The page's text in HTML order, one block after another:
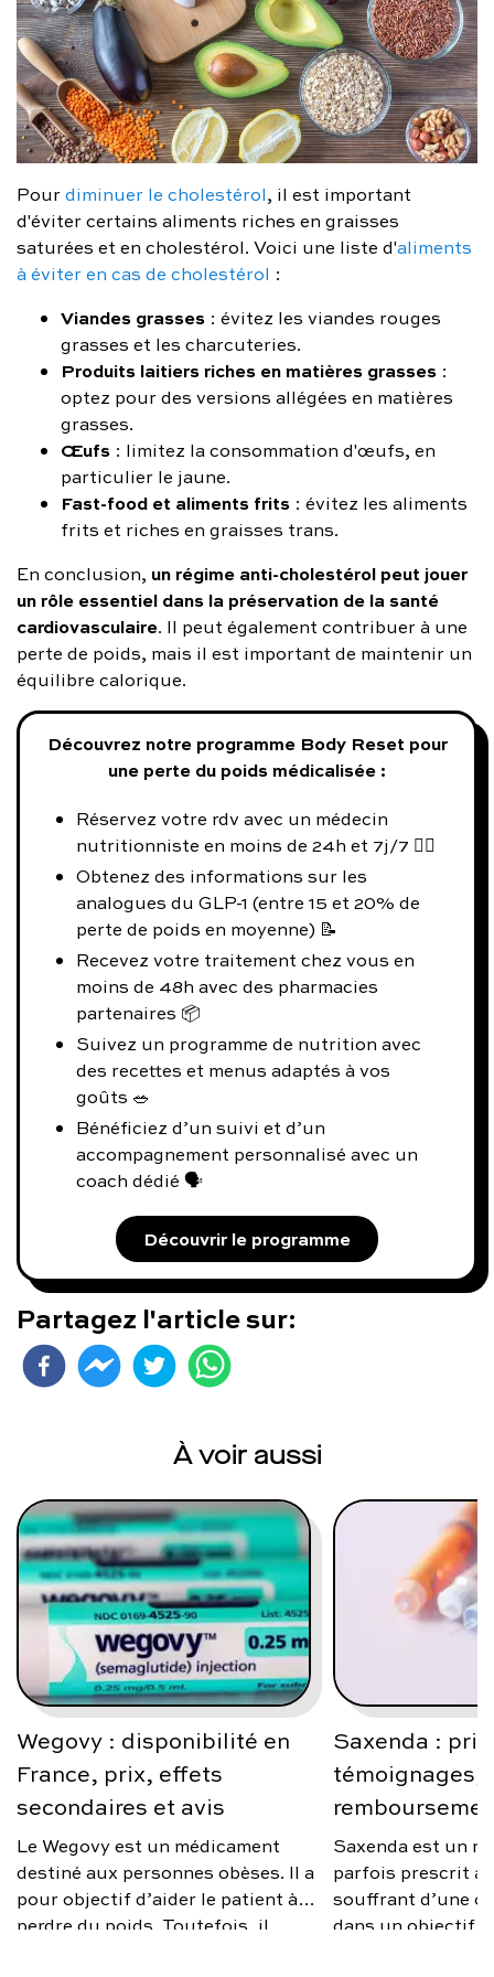
Pourdiminuer le cholestérol, il est important
d'éviter certains aliments riches en graisses
saturées et en cholestérol. Voici une liste d'aliments
à éviter en cas de cholestérol :
Viandes grasses : évitez les viandes rouges
grasses et les charcuteries.
Produits laitiers riches en matières grasses :
optez pour des versions allégées en matières
grasses.
Œufs : limitez la consommation d'œufs, en
particulier le jaune.
Fast-food et aliments frits : évitez les aliments
frits et riches en graisses trans.
En conclusion, un régime anti-cholestérol peut jouer
un rôle essentiel dans la préservation de la santé
cardiovasculaire. Il peut également contribuer à une
perte de poids, mais il est important de maintenir un
équilibre calorique.
Découvrez notre programme Body Reset pour
une perte du poids médicalisée :
Réservez votre rdv avec un médecin
nutritionniste en moins de 24h et 7j/7 👨‍⚕️
Obtenez des informations sur les
analogues du GLP-1 (entre 15 et 20% de
perte de poids en moyenne) 📝
Recevez votre traitement chez vous en
moins de 48h avec des pharmacies
partenaires 📦
Suivez un programme de nutrition avec
des recettes et menus adaptés à vos
goûts 🥗
Bénéficiez d’un suivi et d’un
accompagnement personnalisé avec un
coach dédié 🗣️
Découvrir le programme
Partagez l'article sur:
À voir aussi
Wegovy : disponibilité en
France, prix, effets
secondaires et avis
Le Wegovy est un médicament
destiné aux personnes obèses. Il a
pour objectif d’aider le patient à
perdre du poids. Toutefois, il
Saxenda :
témoignages,
Saxenda est un
parfois prescrit
souffrant d’une
dans un objectif